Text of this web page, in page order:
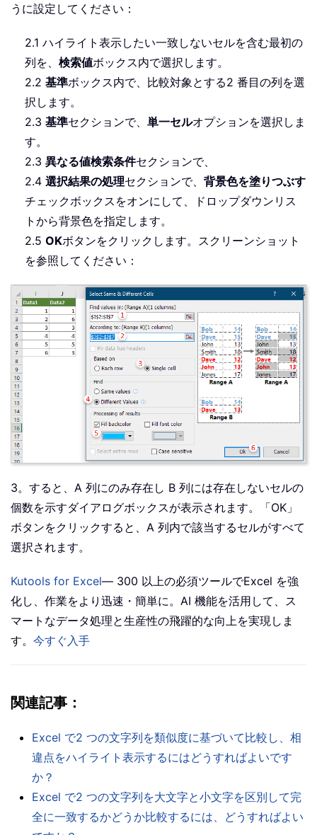
うに設定してください：
2.1 ハイライト表示したい一致しないセルを含む最初の
列を、 検索値ボックス内で選択します。
2.2 基準ボックス内で、比較対象とする2 番目の列を選
択します。
2.3 基準セクションで、 単一セルオプションを選択しま
す。
2.3 異なる値検索条件セクションで、
2.4 選択結果の処理セクションで、 背景色を塗りつぶす
チェックボックスをオンにして、ドロップダウンリス
トから背景色を指定します。
2.5 OKボタンをクリックします。スクリーンショット
を参照してください：
3。すると、A 列にのみ存在し B 列には存在しないセルの
個数を示すダイアログボックスが表示されます。「OK」
ボタンをクリックすると、A 列内で該当するセルがすべて
選択されます。
Kutools for Excel— 300 以上の必須ツールでExcel を強
化し、作業をより迅速・簡単に。AI 機能を活用して、ス
マートなデータ処理と生産性の飛躍的な向上を実現しま
す。 今すぐ入手
関連記事：
Excel で2 つの文字列を類似度に基づいて比較し、相
違点をハイライト表示するにはどうすればよいです
か？
Excel で2 つの文字列を大文字と小文字を区別して完
全に一致するかどうか比較するには、どうすればよい